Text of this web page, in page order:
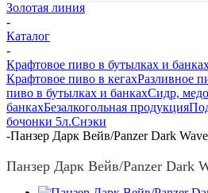
Золотая линия
-
Каталог
-
Крафтовое пиво в бутылках и
Крафтовое пиво в кегахРазливное
пиво в бутылках и банкахСидр,
банкахБезалкогольная продукция
бочонки 5л.Снэки
-Панзер Дарк Вейв/Panzer Dark
Панзер Дарк Вейв/Panzer Dark